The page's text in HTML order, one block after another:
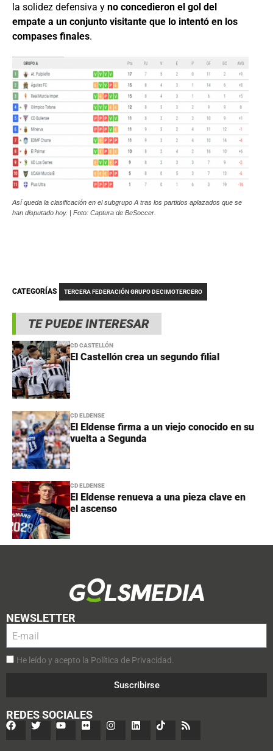
TE PUEDE INTERESAR
CD CASTELLÓN
El Castellón crea un segundo filial
CD ELDENSE
El Eldense firma a un viejo conocido en su
vuelta a Segunda
CD ELDENSE
El Eldense renueva a una pieza clave en
el ascenso
la solidez defensiva y no concedieron el gol del
empate a un conjunto visitante que lo intentó en los
compases finales.
Así queda la clasificación en el subgrupo A tras los partidos aplazados que se
han disputado hoy. | Foto: Captura de BeSoccer.
CATEGORÍAS TERCERA FEDERACIÓN GRUPO DECIMOTERCERO
NEWSLETTER
He leído y acepto la Política de Privacidad.
Suscribirse
REDES SOCIALES